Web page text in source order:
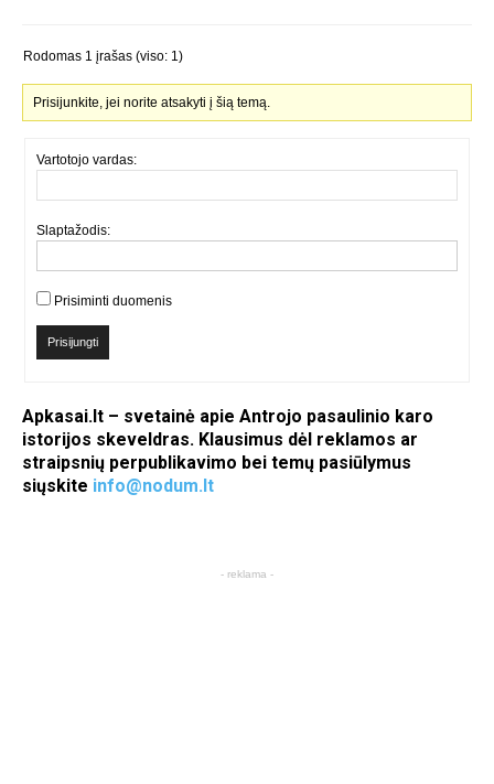
Rodomas 1 įrašas (viso: 1)
Prisijunkite, jei norite atsakyti į šią temą.
Vartotojo vardas:
Slaptažodis:
Prisiminti duomenis
Prisijungti
Apkasai.lt – svetainė apie Antrojo pasaulinio karo
istorijos skeveldras. Klausimus dėl reklamos ar
straipsnių perpublikavimo bei temų pasiūlymus
siųskite info@nodum.lt
- reklama -